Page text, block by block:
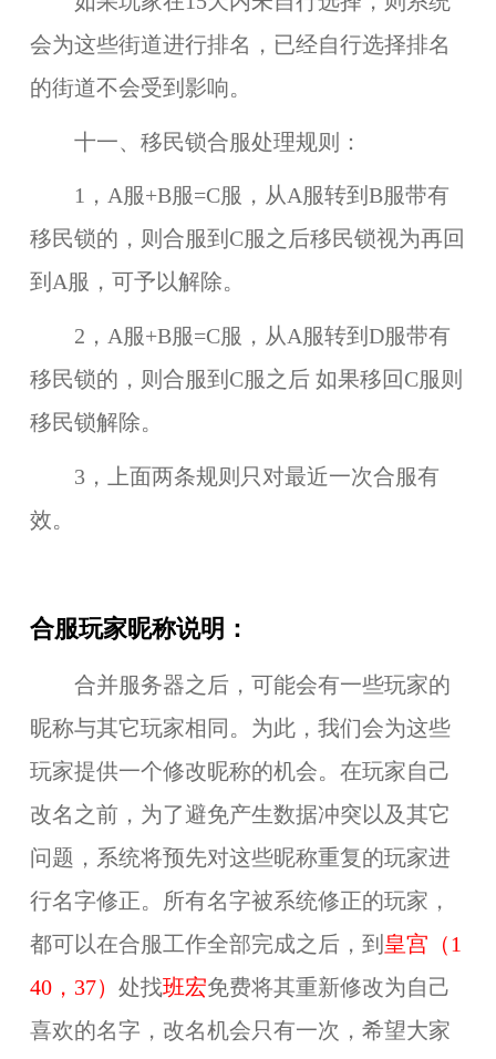
会为这些街道进行排名，已经自行选择排名
的街道不会受到影响。
十一、移民锁合服处理规则：
1，A服+B服=C服，从A服转到B服带有
移民锁的，则合服到C服之后移民锁视为再回
到A服，可予以解除。
2，A服+B服=C服，从A服转到D服带有
移民锁的，则合服到C服之后 如果移回C服则
移民锁解除。
3，上面两条规则只对最近一次合服有
效。
合服玩家昵称说明：
合并服务器之后，可能会有一些玩家的
昵称与其它玩家相同。为此，我们会为这些
玩家提供一个修改昵称的机会。在玩家自己
改名之前，为了避免产生数据冲突以及其它
问题，系统将预先对这些昵称重复的玩家进
行名字修正。所有名字被系统修正的玩家，
都可以在合服工作全部完成之后，到 皇宫（1
40，37） 处找班宏免费将其重新修改为自己
喜欢的名字，改名机会只有一次，希望大家